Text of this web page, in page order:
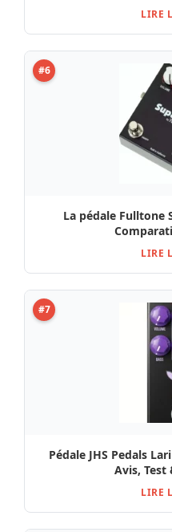
LIRE
#6
La pédale Fulltone
LIRE
#7
Pédale JHS Pedals
Avis,
LIRE